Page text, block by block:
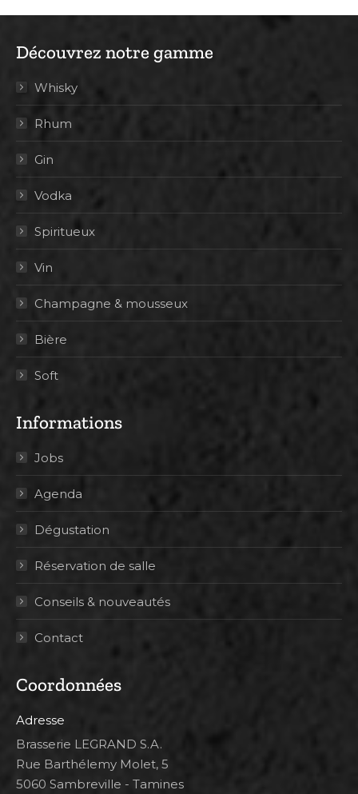
Découvrez notre gamme
Whisky
Rhum
Gin
Vodka
Spiritueux
Vin
Champagne & mousseux
Bière
Soft
Informations
Jobs
Agenda
Dégustation
Réservation de salle
Conseils & nouveautés
Contact
Coordonnées
Adresse
Brasserie LEGRAND S.A.
Rue Barthélemy Molet, 5
5060 Sambreville - Tamines